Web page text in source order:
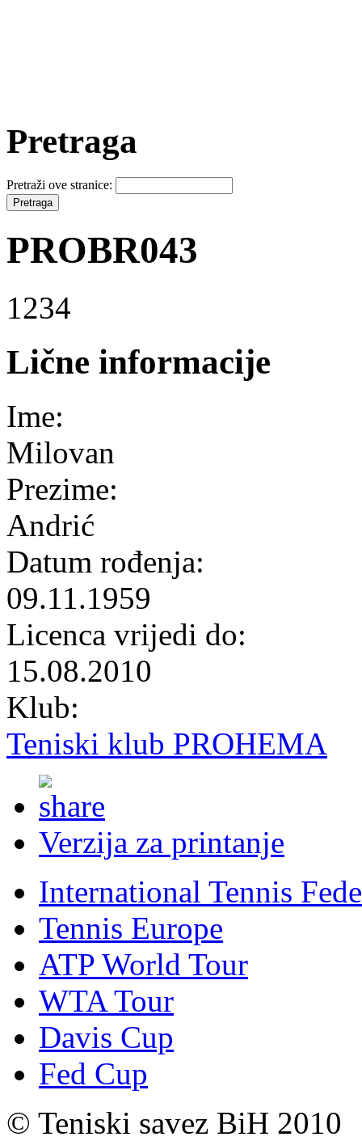
Pretraga
Pretraži ove stranice:
PROBR043
1234
Lične informacije
Ime:
Milovan
Prezime:
Andrić
Datum rođenja:
09.11.1959
Licenca vrijedi do:
15.08.2010
Klub:
Teniski klub PROHEMA
Verzija za printanje
International Tennis
Tennis Europe
ATP World Tour
WTA Tour
Davis Cup
Fed Cup
© Teniski savez BiH 2010